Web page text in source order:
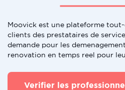
Moovick est une plateforme
clients des prestataires de
demande pour les
renovation en temps reel pour
Verifier les